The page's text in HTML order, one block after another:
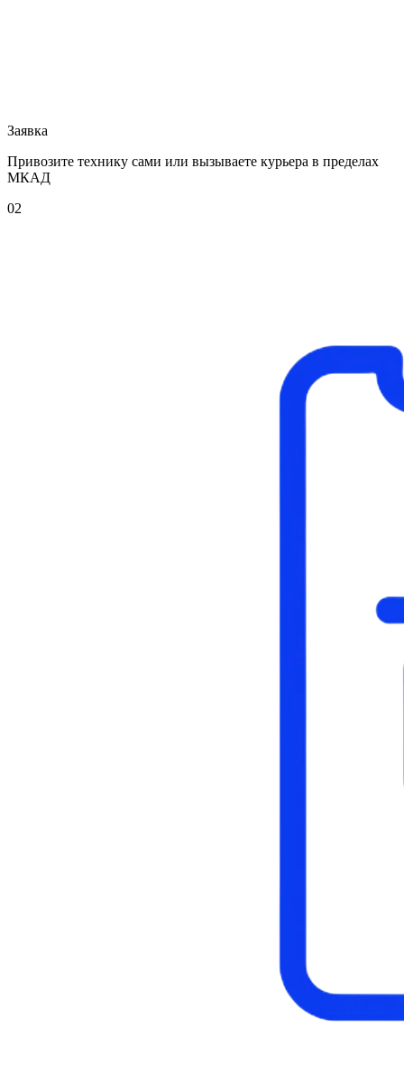
Заявка
Привозите технику сами или вызываете курьера в пределах
МКАД
02